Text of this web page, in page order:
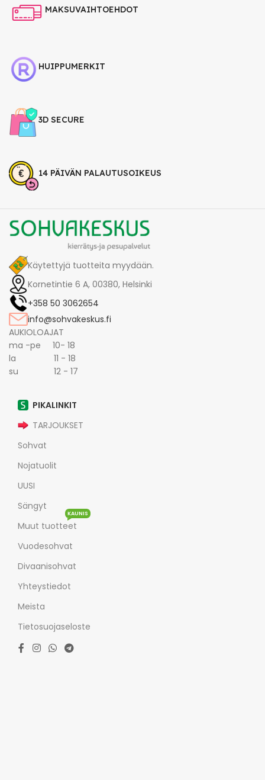
MAKSUVAIHTOEHDOT
HUIPPUMERKIT
3D SECURE
14 PÄIVÄN PALAUTUSOIKEUS
Käytettyjä tuotteita myydään.
Kornetintie 6 A, 00380, Helsinki
+358 50 3062654
info@sohvakeskus.fi
AUKIOLOAJAT
ma -pe 10- 18
la 11 - 18
su 12 - 17
PIKALINKIT
TARJOUKSET
Sohvat
Nojatuolit
UUSI
Sängyt
Muut tuotteet
KAUNIS
Vuodesohvat
Divaanisohvat
Yhteystiedot
Meista
Tietosuojaseloste